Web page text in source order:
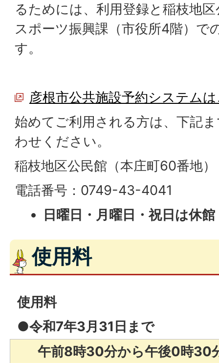
るためには、利用登録と稲枝地
スポーツ振興課（市役所4階）で
す。
彦根市公共施設予約システム
始めてご利用される方は、下記
わせください。
稲枝地区公民館（本庄町60番地）
電話番号：0749-43-4041
日曜日・月曜日・祝日は休館
使用料
使用料
●令和7年3月31日まで
午前8時30分から午後0時30